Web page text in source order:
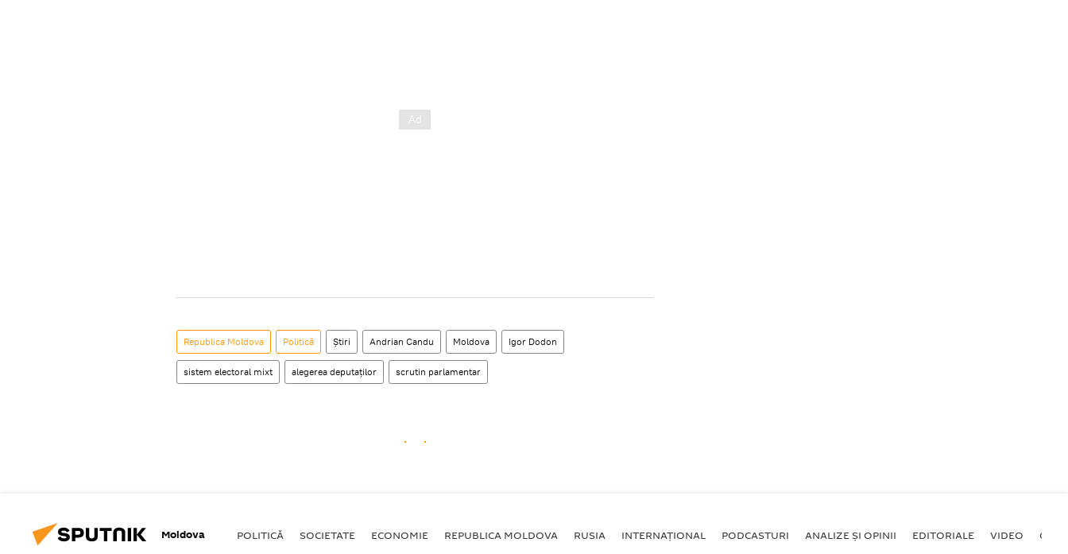
Republica Moldova Politică Știri Andrian Candu Moldova Igor Dodon
sistem electoral mixt alegerea deputaților scrutin parlamentar
Moldova POLITICĂ SOCIETATE ECONOMIE REPUBLICA MOLDOVA RUSIA INTERNAȚIONAL PODCASTURI ANALIZE ȘI OPINII EDITORIALE VIDEO